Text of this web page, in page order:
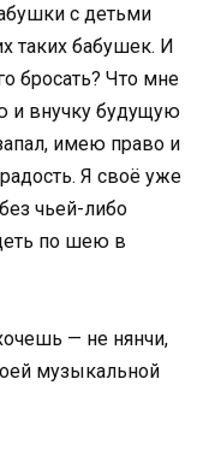
с детьми
таких бабушек. И
бросать? Что мне
и внучку будущую
имею право и
Я своё уже
чьей-либо
по шею в
— не нянчи,
музыкальной